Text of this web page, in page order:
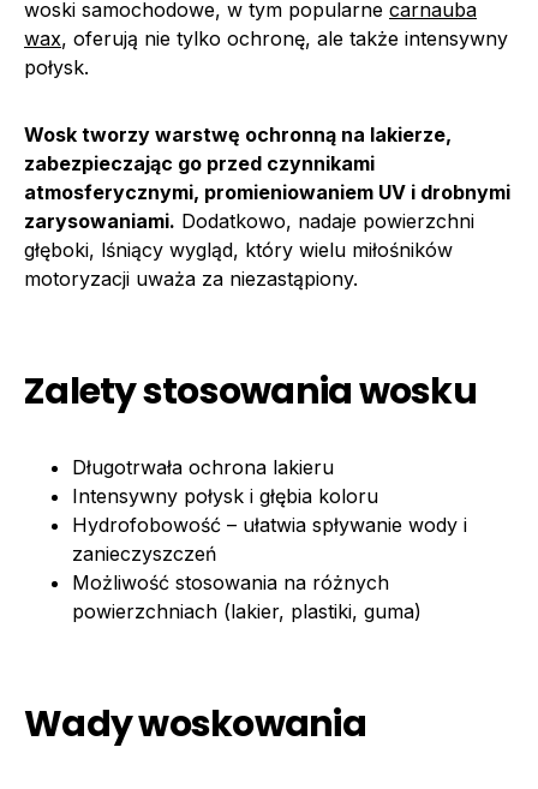
woski samochodowe, w tym popularne carnauba
wax, oferują nie tylko ochronę, ale także intensywny
połysk.
Wosk tworzy warstwę ochronną na lakierze,
zabezpieczając go przed czynnikami
atmosferycznymi, promieniowaniem UV i drobnymi
zarysowaniami. Dodatkowo, nadaje powierzchni
głęboki, lśniący wygląd, który wielu miłośników
motoryzacji uważa za niezastąpiony.
Zalety stosowania wosku
Długotrwała ochrona lakieru
Intensywny połysk i głębia koloru
Hydrofobowość – ułatwia spływanie wody i
zanieczyszczeń
Możliwość stosowania na różnych
powierzchniach (lakier, plastiki, guma)
Wady woskowania